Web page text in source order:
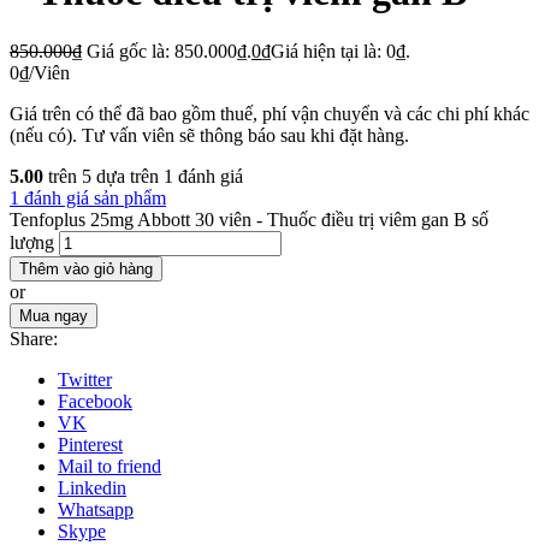
850.000₫ Giá gốc là: 850.000₫.0₫Giá hiện tại là: 0₫.
0₫/Viên
Giá trên có thể đã bao gồm thuế, phí vận chuyển và các chi phí khác
(nếu có). Tư vấn viên sẽ thông báo sau khi đặt hàng.
5.00 trên 5 dựa trên 1 đánh giá
1 đánh giá sản phẩm
Tenfoplus 25mg Abbott 30 viên - Thuốc điều trị viêm gan B số
lượng
Thêm vào giỏ hàng
or
Mua ngay
Share:
Twitter
Facebook
VK
Pinterest
Mail to friend
Linkedin
Whatsapp
Skype